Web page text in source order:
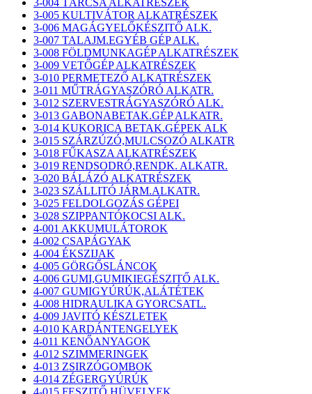
3-005 KULTIVÁTOR ALKATRÉSZEK
3-006 MAGÁGYELŐKÉSZITŐ ALK.
3-007 TALAJM.EGYÉB GÉP ALK.
3-008 FÖLDMUNKAGÉP ALKATRÉSZEK
3-009 VETŐGÉP ALKATRÉSZEK
3-010 PERMETEZŐ ALKATRÉSZEK
3-011 MŰTRÁGYASZÓRÓ ALKATR.
3-012 SZERVESTRÁGYASZÓRÓ ALK.
3-013 GABONABETAK.GÉP ALKATR.
3-014 KUKORICA BETAK.GÉPEK ALK
3-015 SZÁRZÚZÓ,MULCSOZÓ ALKATR
3-018 FŰKASZA ALKATRÉSZEK
3-019 RENDSODRÓ,RENDK. ALKATR.
3-020 BÁLÁZÓ ALKATRÉSZEK
3-023 SZÁLLITÓ JÁRM.ALKATR.
3-025 FELDOLGOZÁS GÉPEI
3-028 SZIPPANTÓKOCSI ALK.
4-001 AKKUMULÁTOROK
4-002 CSAPÁGYAK
4-004 ÉKSZIJAK
4-005 GÖRGŐSLÁNCOK
4-006 GUMI,GUMIKIEGÉSZITŐ ALK.
4-007 GUMIGYÚRÚK,ALÁTÉTEK
4-008 HIDRAULIKA GYORCSATL.
4-009 JAVITÓ KÉSZLETEK
4-010 KARDÁNTENGELYEK
4-011 KENŐANYAGOK
4-012 SZIMMERINGEK
4-013 ZSIRZÓGOMBOK
4-014 ZÉGERGYÚRÚK
4-015 FESZITŐ HÜVELYEK